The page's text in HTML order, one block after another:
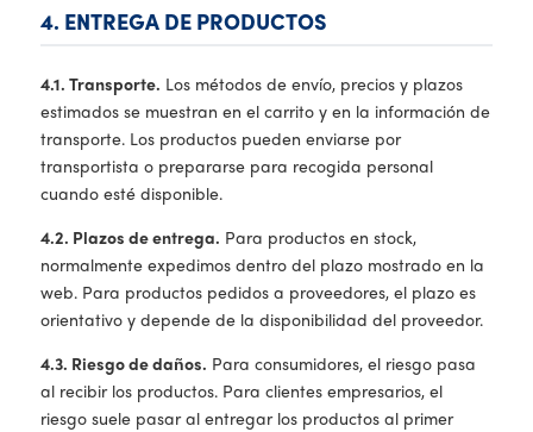
4. ENTREGA DE PRODUCTOS
4.1. Transporte. Los métodos de envío, precios y plazos
estimados se muestran en el carrito y en la información de
transporte. Los productos pueden enviarse por
transportista o prepararse para recogida personal
cuando esté disponible.
4.2. Plazos de entrega. Para productos en stock,
normalmente expedimos dentro del plazo mostrado en la
web. Para productos pedidos a proveedores, el plazo es
orientativo y depende de la disponibilidad del proveedor.
4.3. Riesgo de daños. Para consumidores, el riesgo pasa
al recibir los productos. Para clientes empresarios, el
riesgo suele pasar al entregar los productos al primer